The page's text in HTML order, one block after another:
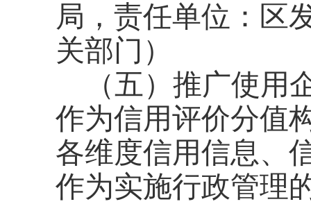
局，责任单位：区
关部门）
（五）推广使
作为信用评价分值
各维度信用信息、
作为实施行政管理